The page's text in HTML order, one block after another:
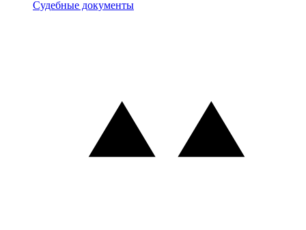
Документы
Судебные документы